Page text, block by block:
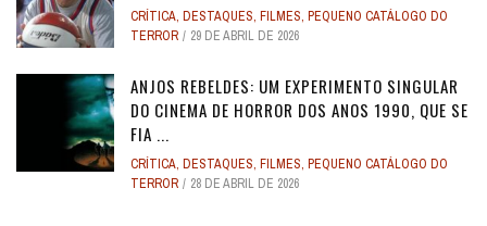
CRÍTICA, DESTAQUES, FILMES, PEQUENO CATÁLOGO DO
TERROR
29 DE ABRIL DE 2026
ANJOS REBELDES: UM EXPERIMENTO SINGULAR
DO CINEMA DE HORROR DOS ANOS 1990, QUE SE
FIA ...
CRÍTICA, DESTAQUES, FILMES, PEQUENO CATÁLOGO DO
TERROR
28 DE ABRIL DE 2026